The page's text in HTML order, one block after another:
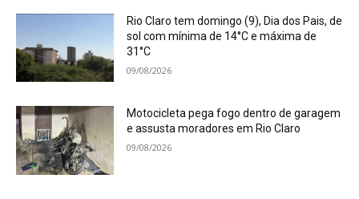
Rio Claro tem domingo (9), Dia dos Pais, de
sol com mínima de 14°C e máxima de
31°C
09/08/2026
Motocicleta pega fogo dentro de garagem
e assusta moradores em Rio Claro
09/08/2026